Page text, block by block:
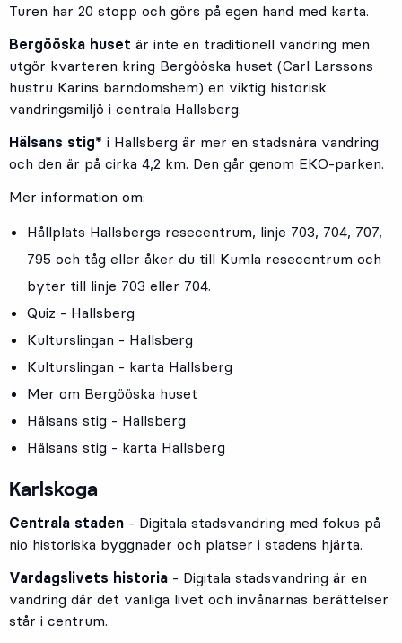
Turen har 20 stopp och görs på egen hand med karta.
Bergööska huset är inte en traditionell vandring men
utgör kvarteren kring Bergööska huset (Carl Larssons
hustru Karins barndomshem) en viktig historisk
vandringsmiljö i centrala Hallsberg.
Hälsans stig* i Hallsberg är mer en stadsnära vandring
och den är på cirka 4,2 km. Den går genom EKO-parken.
Mer information om:
Hållplats Hallsbergs resecentrum, linje 703, 704, 707,
795 och tåg eller åker du till Kumla resecentrum och
byter till linje 703 eller 704.
Quiz - Hallsberg
Kulturslingan - Hallsberg
Kulturslingan - karta Hallsberg
Mer om Bergööska huset
Hälsans stig - Hallsberg
Hälsans stig - karta Hallsberg
Karlskoga
Centrala staden - Digitala stadsvandring med fokus på
nio historiska byggnader och platser i stadens hjärta.
Vardagslivets historia - Digitala stadsvandring är en
vandring där det vanliga livet och invånarnas berättelser
står i centrum.